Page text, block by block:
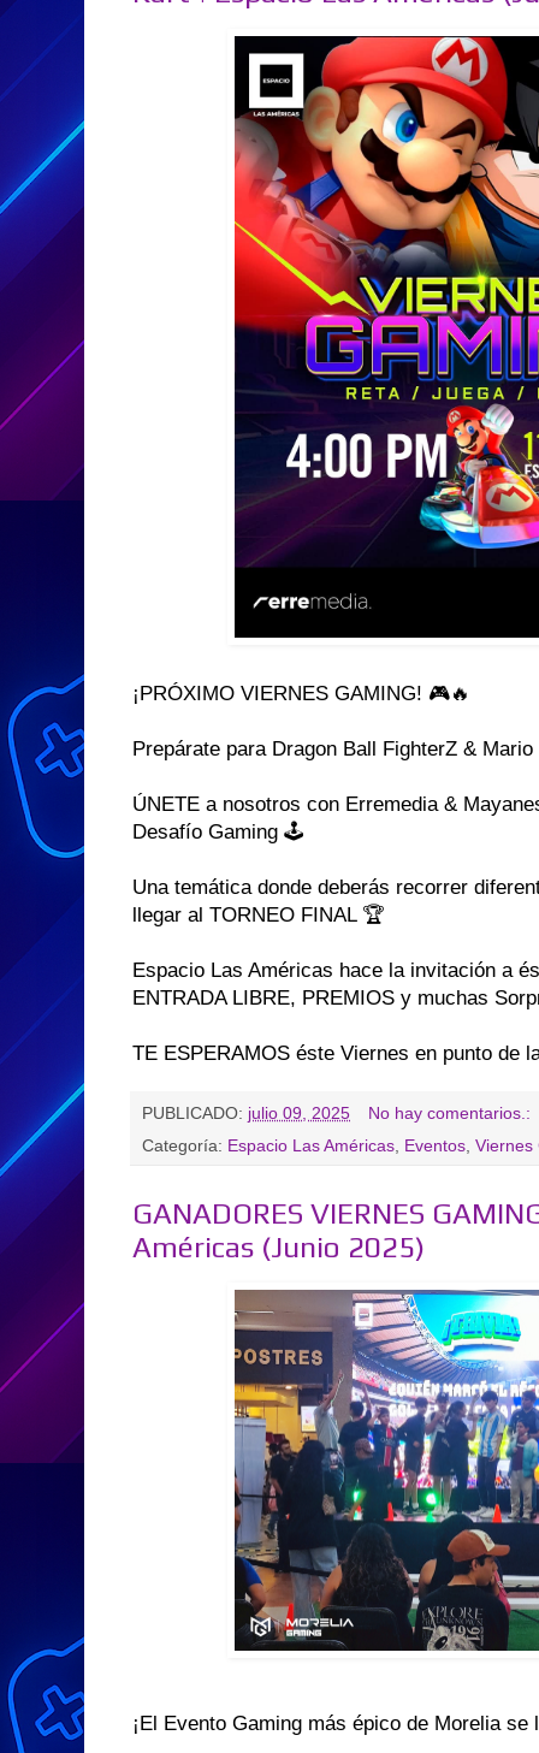
¡PRÓXIMO VIERNES GAMING! 🎮🔥
Prepárate para Dragon Ball FighterZ &
ÚNETE a nosotros con Erremedia &
Desafío Gaming 🕹️
Una temática donde deberás recorrer
llegar al TORNEO FINAL 🏆
Espacio Las Américas hace la invitación a
ENTRADA LIBRE, PREMIOS y muchas
TE ESPERAMOS éste Viernes en punto de
PUBLICADO: julio 09, 2025
No hay comentarios.:
Categoría: Espacio Las Américas, Eventos, Viernes
GANADORES VIERNES
Américas (Junio 2025)
¡El Evento Gaming más épico de Morelia se